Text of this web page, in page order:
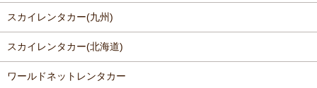
スカイレンタカー(九州)
スカイレンタカー(北海道)
ワールドネットレンタカー